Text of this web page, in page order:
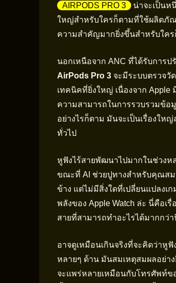
AIRPODS PRO 3
น่าจะเป็นห
ใหญ่สำหรับใครก็ตามที่ใช้ผลิตภัณ
ความสำคัญมากยิ่งขึ้นสำหรับใค
นอกเหนือจาก ANC ที่ได้รับการ
AirPods Pro 3 จะมีระบบตรวจวั
เทคนิคที่ยิ่งใหญ่ เนื่องจาก
ความสามารถในการรวบรวมข้อ
อย่างไรก็ตาม มันจะเป็นเรื่องให
ทั่วไป
หูฟังไร้สายพัฒนาไปมากในช่วงห
ขณะที่ AI ช่วยปูทางสำหรับคุณสมบั
ข้าง แต่ไม่มีสิ่งใดที่เปลี่ยนแปลงเ
พลังของ Apple Watch ล่ะ นี่คือเ
สายที่สามารถทำอะไรได้มากกว่
อาจดูเหมือนเกินจริงที่จะคิดว่าหู
หลายๆ ด้าน มันสมเหตุสมผลอย่า
จะแพร่หลายเหมือนกับโทรศัพท์